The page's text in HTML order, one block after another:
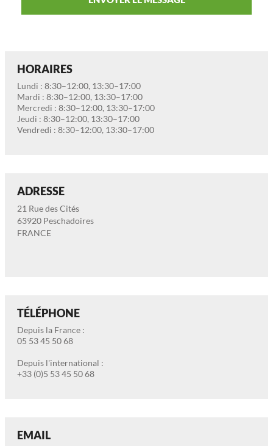
HORAIRES
Lundi : 8:30–12:00, 13:30–17:00
Mardi : 8:30–12:00, 13:30–17:00
Mercredi : 8:30–12:00, 13:30–17:00
Jeudi : 8:30–12:00, 13:30–17:00
Vendredi : 8:30–12:00, 13:30–17:00
ADRESSE
21 Rue des Cités
63920 Peschadoires
FRANCE
TÉLÉPHONE
Depuis la France :
05 53 45 50 68
Depuis l'international :
+33 (0)5 53 45 50 68
EMAIL